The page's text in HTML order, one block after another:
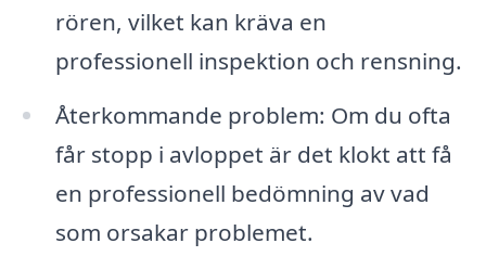
rören, vilket kan kräva en
professionell inspektion och rensning.
Återkommande problem: Om du ofta
får stopp i avloppet är det klokt att få
en professionell bedömning av vad
som orsakar problemet.